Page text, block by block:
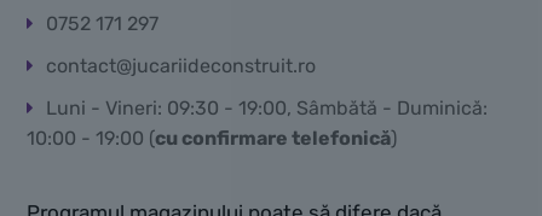
0752 171 297
contact@jucariideconstruit.ro
Luni - Vineri: 09:30 - 19:00, Sâmbătă - Duminică:
10:00 - 19:00 (cu confirmare telefonică)